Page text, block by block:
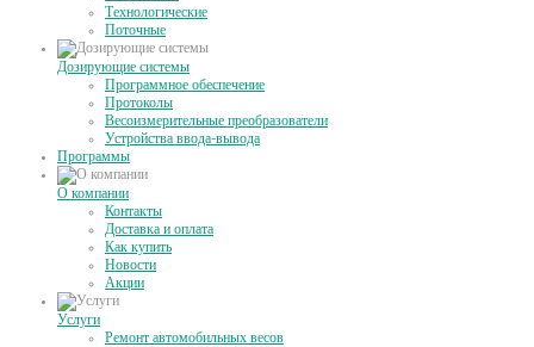
Технологические
Поточные
Дозирующие системы
Программное обеспечение
Протоколы
Весоизмерительные преобразователи
Устройства ввода-вывода
Программы
О компании
Контакты
Доставка и оплата
Как купить
Новости
Акции
Услуги
Ремонт автомобильных весов